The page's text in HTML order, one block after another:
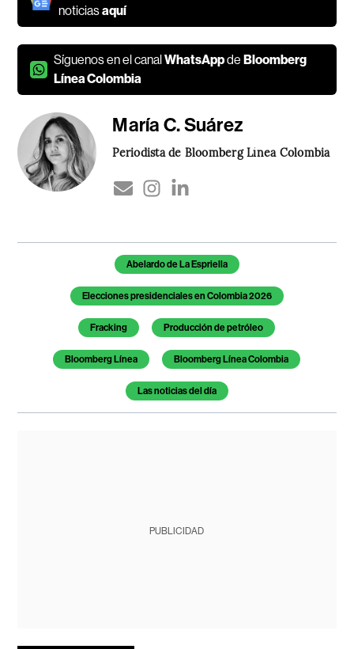
noticiasaquí
Síguenos en el canalWhatsAppdeBloomberg
Línea Colombia
María C. Suárez
Periodista de Bloomberg Línea Colombia
Temas de este artículoAbelardo de La Espriella
Elecciones presidenciales en Colombia 2026
Fracking Producción de petróleo
Bloomberg Línea Bloomberg Línea Colombia
Las noticias del día
PUBLICIDAD